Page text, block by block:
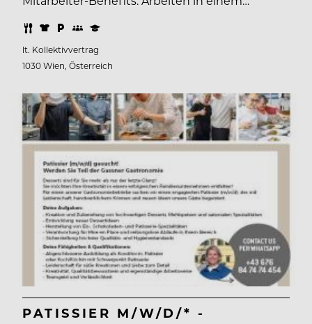
lt. Kollektivvertrag
1030 Wien, Österreich
PATISSIER M/W/D/* -